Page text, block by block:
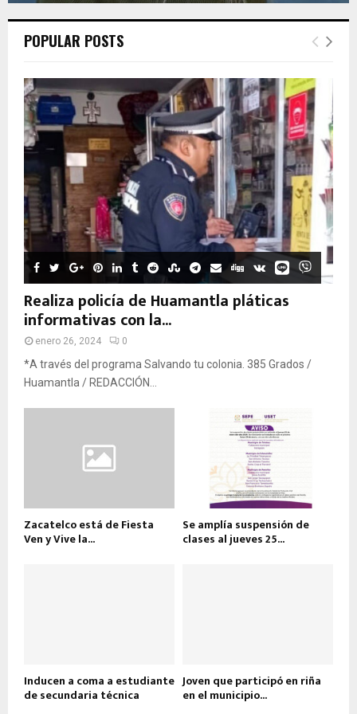
POPULAR POSTS
Realiza policía de Huamantla pláticas
informativas con la...
enero 26, 2024 0
*A través del programa Salvando tu colonia. 385 Grados /
Huamantla / REDACCIÓN...
Zacatelco está de Fiesta
Ven y Vive la...
Se amplía suspensión de
clases al jueves 25...
Inducen a coma a estudiante
de secundaria técnica
Joven que participó en riña
en el municipio...